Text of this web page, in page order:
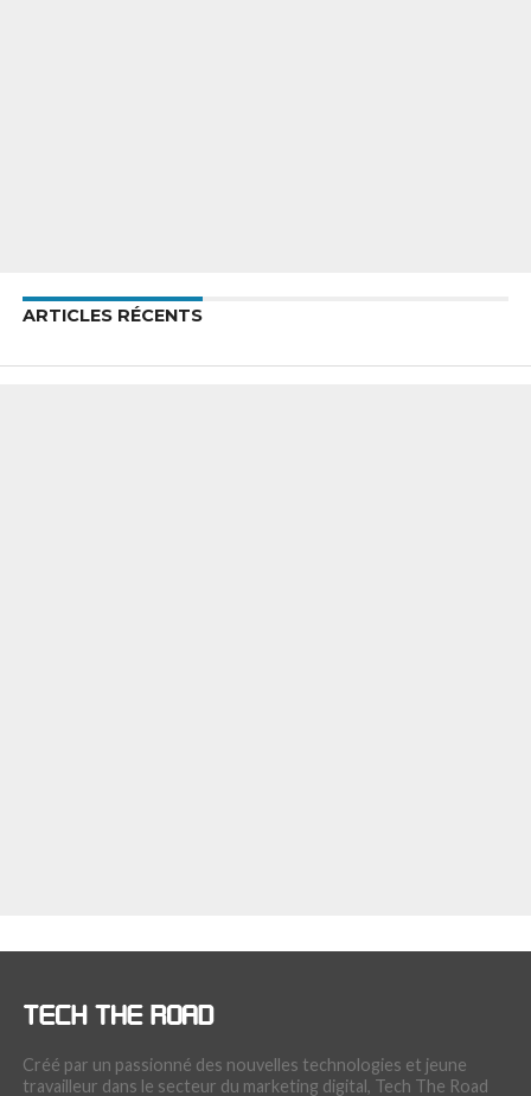
ARTICLES RÉCENTS
Créé par un passionné des nouvelles technologies et jeune
travailleur dans le secteur du marketing digital, Tech The Road